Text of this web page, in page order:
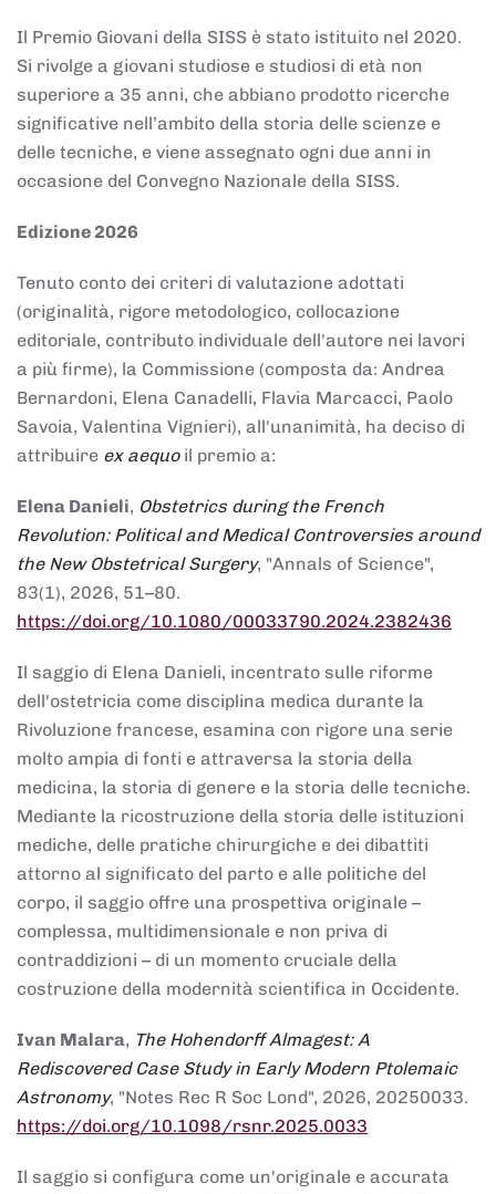
Il Premio Giovani della SISS è stato istituito nel 2020.
Si rivolge a giovani studiose e studiosi di età non
superiore a 35 anni, che abbiano prodotto ricerche
significative nell’ambito della storia delle scienze e
delle tecniche, e viene assegnato ogni due anni in
occasione del Convegno Nazionale della SISS.
Edizione 2026
Tenuto conto dei criteri di valutazione adottati
(originalità, rigore metodologico, collocazione
editoriale, contributo individuale dell'autore nei lavori
a più firme), la Commissione (composta da: Andrea
Bernardoni, Elena Canadelli, Flavia Marcacci, Paolo
Savoia, Valentina Vignieri), all'unanimità, ha deciso di
attribuire ex aequoil premio a:
Elena Danieli, Obstetrics during the French
Revolution: Political and Medical Controversies around
the New Obstetrical Surgery, "Annals of Science",
83(1), 2026, 51–80.
https://doi.org/10.1080/00033790.2024.2382436
Il saggio di Elena Danieli, incentrato sulle riforme
dell'ostetricia come disciplina medica durante la
Rivoluzione francese, esamina con rigore una serie
molto ampia di fonti e attraversa la storia della
medicina, la storia di genere e la storia delle tecniche.
Mediante la ricostruzione della storia delle istituzioni
mediche, delle pratiche chirurgiche e dei dibattiti
attorno al significato del parto e alle politiche del
corpo, il saggio offre una prospettiva originale –
complessa, multidimensionale e non priva di
contraddizioni – di un momento cruciale della
costruzione della modernità scientifica in Occidente.
Ivan Malara, The Hohendorff Almagest: A
Rediscovered Case Study in Early Modern Ptolemaic
Astronomy, "Notes Rec R Soc Lond", 2026, 20250033.
https://doi.org/10.1098/rsnr.2025.0033
Il saggio si configura come un'originale e accurata